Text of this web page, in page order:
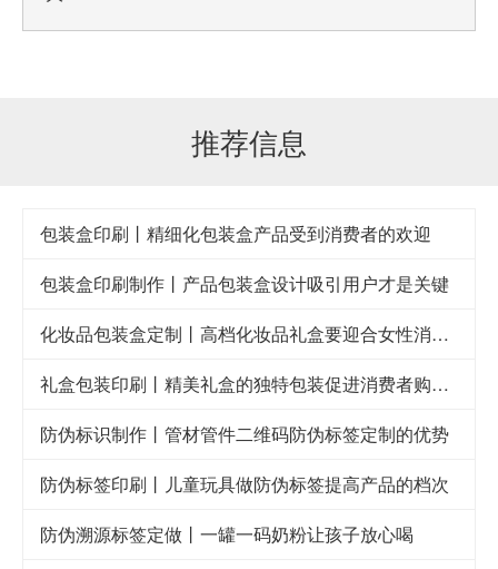
推荐信息
包装盒印刷丨精细化包装盒产品受到消费者的欢迎
包装盒印刷制作丨产品包装盒设计吸引用户才是关键
化妆品包装盒定制丨高档化妆品礼盒要迎合女性消费者的审美眼光
礼盒包装印刷丨精美礼盒的独特包装促进消费者购买欲
防伪标识制作丨管材管件二维码防伪标签定制的优势
防伪标签印刷丨儿童玩具做防伪标签提高产品的档次
防伪溯源标签定做丨一罐一码奶粉让孩子放心喝